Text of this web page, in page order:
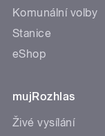
Komunální volby
Stanice
eShop
mujRozhlas
Živé vysílání